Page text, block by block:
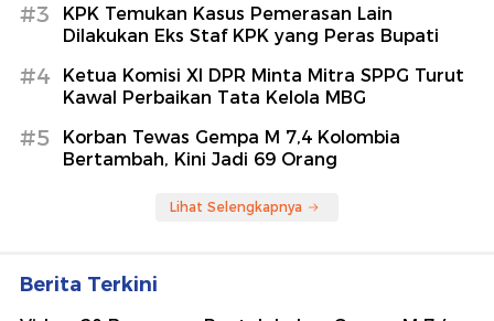
#3
KPK Temukan Kasus Pemerasan Lain
Dilakukan Eks Staf KPK yang Peras Bupati
#4
Ketua Komisi XI DPR Minta Mitra SPPG Turut
Kawal Perbaikan Tata Kelola MBG
#5
Korban Tewas Gempa M 7,4 Kolombia
Bertambah, Kini Jadi 69 Orang
Lihat Selengkapnya
Berita Terkini